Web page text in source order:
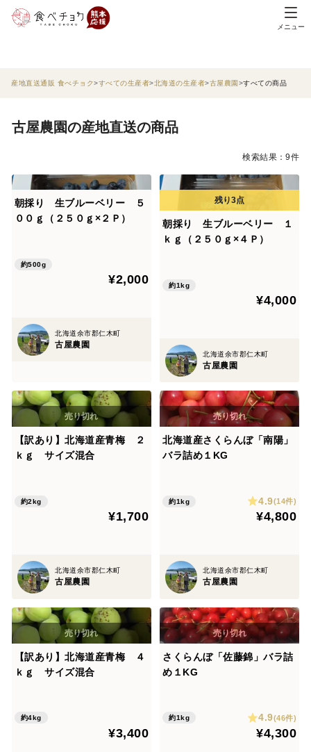
メニュー
産地直送通販 食べチョク すべての生産者 北海道の生産者 古屋農園 すべての商品
古屋農園の産地直送の商品
検索結果：9件
朝採り 生ブルーベリー ５
００ｇ（２５０ｇ×２Ｐ）
約500g
¥2,000
北海道余市郡仁木町
古屋農園
朝採り 生ブルーベリー １
ｋｇ（２５０ｇ×４Ｐ）
約1kg
¥4,000
北海道余市郡仁木町
古屋農園
【訳あり】北海道産青梅 ２
ｋｇ サイズ混合
約2kg
¥1,700
北海道余市郡仁木町
古屋農園
北海道産さくらんぼ「南陽」
バラ詰め１KG
約1kg 4.9(14件)
¥4,800
北海道余市郡仁木町
古屋農園
【訳あり】北海道産青梅 ４
ｋｇ サイズ混合
約4kg
¥3,400
さくらんぼ「佐藤錦」バラ詰
め１KG
約1kg 4.9(46件)
¥4,300